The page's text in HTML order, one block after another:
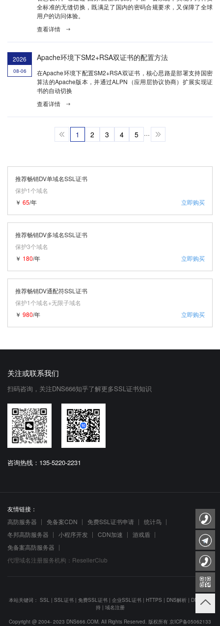
全标准的无缝切换，既满足了国内的密码合规要求，又保障了全球
用户的访问体验。
查看详情
2026
08-06
Apache环境下SM2+RSA双证书的配置方法
在Apache环境下配置SM2+RSA双证书，核心思路是部署支持国密
算法的Apache版本，并通过ALPN（应用层协议协商）扩展实现证
书的自动切换
查看详情
1 2 3 4 5 ···
推荐畅销DV单域名SSL证书
保护1个域名
立即购买
￥ 65/年
推荐畅销DV多域名SSL证书
保护3个域名
立即购买
￥ 180/年
推荐畅销DV通配符SSL证书
保护1个域名+无限子域名
立即购买
￥ 980/年
关注或联系我们
扫码咨询，关注DNS666知乎了解更多SSL证书知识
咨询热线：135-5220-2231
友情链接：
高防服务器
免备案CDN 免费SSL证书申请
统计鸟
冬邦高防服务器
小程序开发 CDN加速
游戏盾
免备案高防服务器
代理域名注册服务机构：ResellerClub
本站关键词： SSL | SSL证书 | 免费SSL证书 | 企业SSL证书 | HTTPS | DNS解析 | DNS防劫
持| 域名注册
Copyright @ 2004- 2023 DNS666.COM. All Rights Reserved. 版权所有 京ICP备05062133